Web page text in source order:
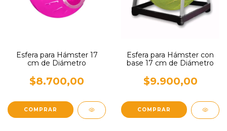
Esfera para Hámster 17
cm de Diámetro
$8.700,00
Esfera para Hámster con
base 17 cm de Diámetro
$9.900,00